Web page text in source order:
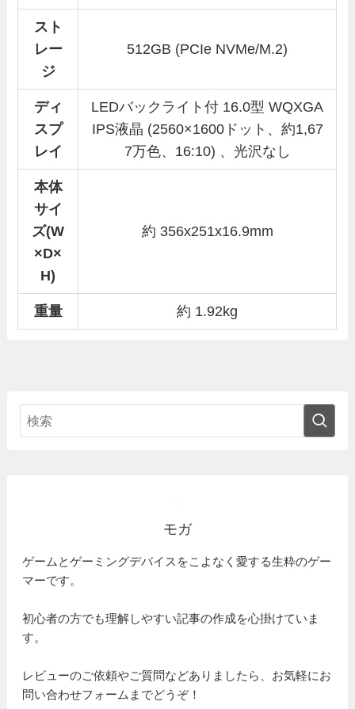
スト
レー
ジ
512GB (PCIe NVMe/M.2)
ディ
スプ
レイ
LEDバックライト付 16.0型 WQXGA
IPS液晶 (2560×1600ドット、約1,67
7万色、16:10) 、光沢なし
本体
サイ
ズ(W
×D×
H)
約 356x251x16.9mm
重量 約 1.92kg
モガ
ゲームとゲーミングデバイスをこよなく愛する生粋のゲー
マーです。
初心者の方でも理解しやすい記事の作成を心掛けていま
す。
レビューのご依頼やご質問などありましたら、お気軽にお
問い合わせフォームまでどうぞ！